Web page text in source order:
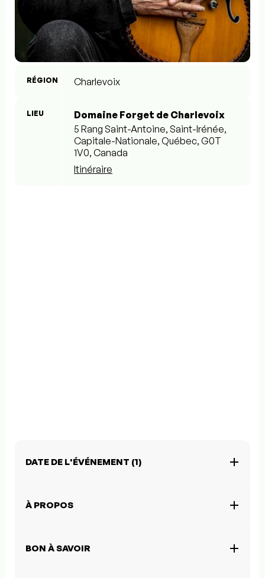
RÉGION Charlevoix
LIEU
Domaine Forget de Charlevoix
5 Rang Saint-Antoine, Saint-Irénée,
Capitale-Nationale, Québec, G0T
1V0, Canada
Itinéraire
DATE DE L'ÉVÉNEMENT (1)
À PROPOS
BON À SAVOIR